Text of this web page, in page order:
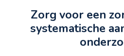
Zorg voor een
systematische